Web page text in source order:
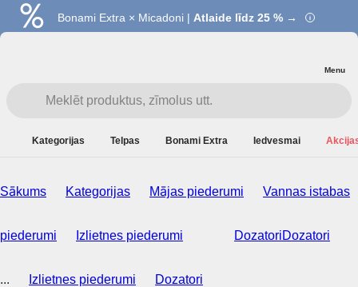
Bonami Extra × Micadoni | Atlaide līdz 25 % →
Menu
Kategorijas Telpas Bonami Extra Iedvesmai
Sākums Kategorijas Mājas piederumi Vannas istabas
piederumi Izlietnes piederumi DozatoriDozatori
... Izlietnes piederumi Dozatori